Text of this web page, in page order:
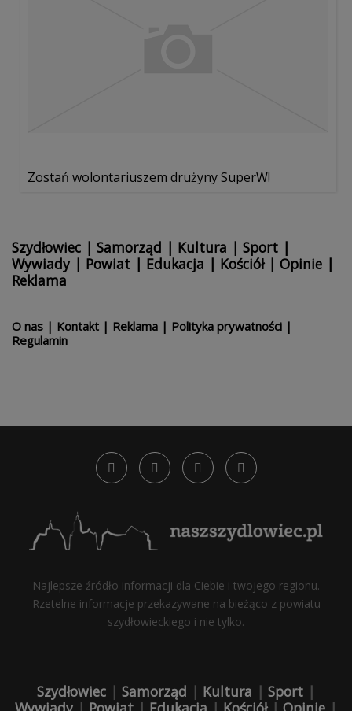
Zostań wolontariuszem drużyny SuperW!
Szydłowiec | Samorząd | Kultura | Sport |
Wywiady| Powiat | Edukacja | Kościół| Opinie |
Reklama
O nas | Kontakt | Reklama | Polityka prywatności |
Regulamin
Najlepsze źródło informacji dla Ciebie i twojego regionu.
Rzetelne informacje przekazywane na bieżąco z powiatu
szydłowieckiego i nie tylko.
Szydłowiec | Samorząd | Kultura | Sport |